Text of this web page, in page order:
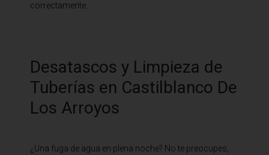
correctamente.
Desatascos y Limpieza de
Tuberías en Castilblanco De
Los Arroyos
¿Una fuga de agua en plena noche? No te preocupes,